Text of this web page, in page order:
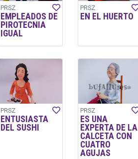
PRSZ
EMPLEADOS DE
PIROTECNIA
IGUAL
PRSZ
EN EL HUERTO
PRSZ
ENTUSIASTA
DEL SUSHI
PRSZ
ES UNA
EXPERTA DE LA
CALCETA CON
CUATRO
AGUJAS